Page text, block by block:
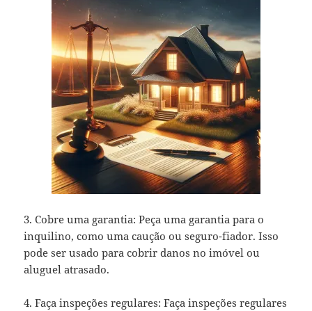
3. Cobre uma garantia: Peça uma garantia para o
inquilino, como uma caução ou seguro-fiador. Isso
pode ser usado para cobrir danos no imóvel ou
aluguel atrasado.
4. Faça inspeções regulares: Faça inspeções regulares